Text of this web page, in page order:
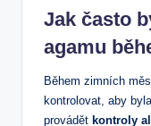
Jak často
agamu
Během zimních
kontrolovat, aby
provádět kontroly